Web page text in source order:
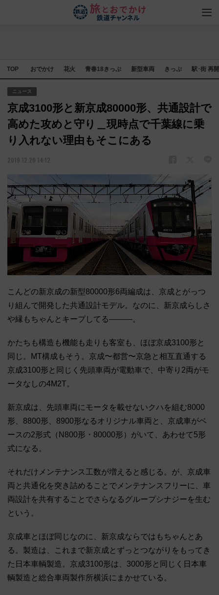
TOP おでかけ 花火 青春18きっぷ 新型車両 きっぷ 駅･街 再
ニュース
京成3100形と新京成80000形、共通設計で
高めた攻めと守り＿現時点で千葉線に乗
り入れない理由もそこにある
2019.12.20 14:12
こんどの新京成の新型80000形6両編成は、京成とがっつ
り組んで開発した共通設計モデル。なのに、新京成らしさ
や縁もちゃんとキープしてる―――。
かたちも構造も機能も走りも客室も、ほぼ京成3100形と
同じ。MT構成もそう。京成〜都営〜京急と相互直通する
京成3100形と同じく先頭車両が電動車で、中寄り2両がモ
ータなしの4M2T。
新京成は、先頭車両にモータを載せないクハを組む8000
形、8800形、8900形なるオリジナル車両と、京成車がベ
ースの2形式（N800形・80000形）がいて、あわせて5形
式になる。
それだけメンテナンス工数が増えると感じる。が、京成車
両と共通化を突き詰めることでメンテナンスフリーに、車
両設計を共有することでさらなるグループシナジーを生む
という。
京成車とほぼ同じなのに、新京成ならではもちゃんとあ
る。製造は、これまで新京成とずっとつながりをもってき
た日本車輌製造。京成3100形は、3000形と同じく日本車
輌製造と総合車両製作所横浜にまかせている。